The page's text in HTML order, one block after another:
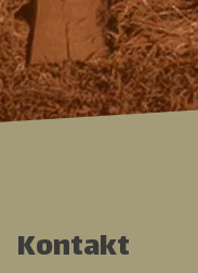
Kontakt